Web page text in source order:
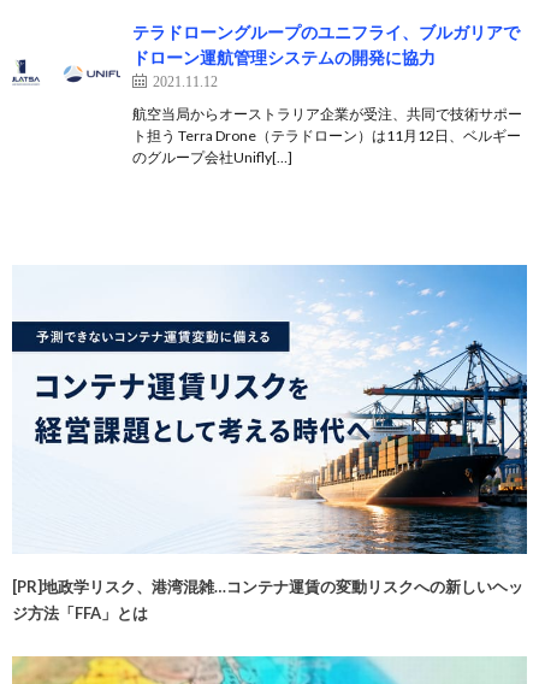
テラドローングループのユニフライ、ブルガリアで
ドローン運航管理システムの開発に協力
2021.11.12
航空当局からオーストラリア企業が受注、共同で技術サポー
ト担う Terra Drone（テラドローン）は11月12日、ベルギー
のグループ会社Unifly[…]
[PR]地政学リスク、港湾混雑…コンテナ運賃の変動リスクへの新しいヘッ
ジ方法「FFA」とは